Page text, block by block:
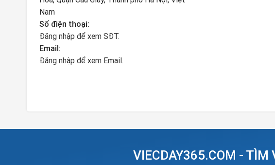
Nam
Số điện thoại:
Đăng nhập để xem SĐT.
Email:
Đăng nhập để xem Email.
VIECDAY365.COM - TÌM